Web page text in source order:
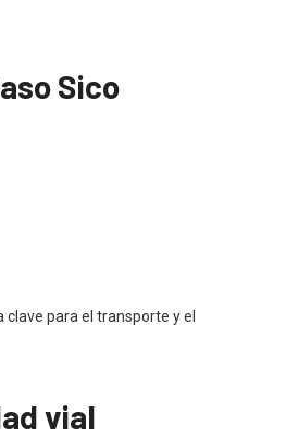
Sico
para el transporte y el
vial